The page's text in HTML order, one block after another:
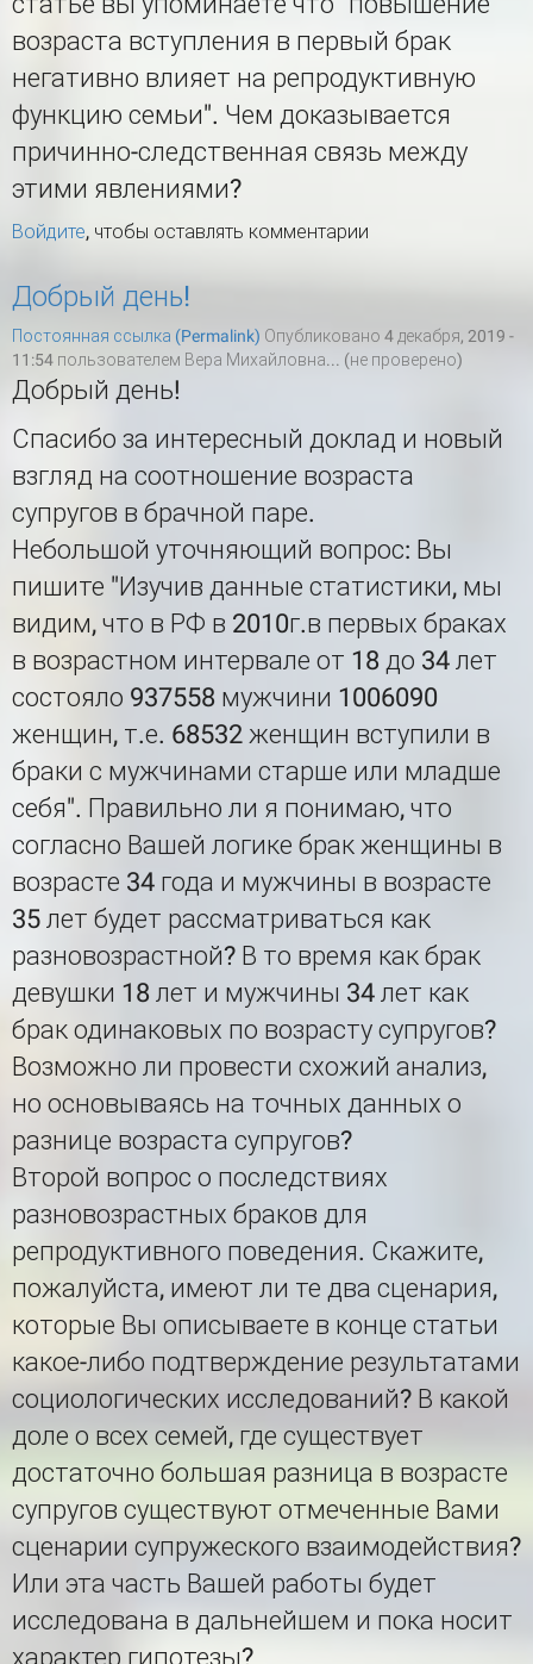
возраста вступления в первый брак
негативно влияет на репродуктивную
функцию семьи". Чем доказывается
причинно-следственная связь между
этими явлениями?
Войдите, чтобы оставлять комментарии
Добрый день!
Постоянная ссылка (Permalink) Опубликовано 4 декабря, 2019 -
11:54 пользователем Вера Михайловна... (не проверено)
Добрый день!
Спасибо за интересный доклад и новый
взгляд на соотношение возраста
супругов в брачной паре.
Небольшой уточняющий вопрос: Вы
пишите "Изучив данные статистики, мы
видим, что в РФ в 2010г.в первых браках
в возрастном интервале от 18 до 34 лет
состояло 937558 мужчини 1006090
женщин, т.е. 68532 женщин вступили в
браки с мужчинами старше или младше
себя". Правильно ли я понимаю, что
согласно Вашей логике брак женщины в
возрасте 34 года и мужчины в возрасте
35 лет будет рассматриваться как
разновозрастной? В то время как брак
девушки 18 лет и мужчины 34 лет как
брак одинаковых по возрасту супругов?
Возможно ли провести схожий анализ,
но основываясь на точных данных о
разнице возраста супругов?
Второй вопрос о последствиях
разновозрастных браков для
репродуктивного поведения. Скажите,
пожалуйста, имеют ли те два сценария,
которые Вы описываете в конце статьи
какое-либо подтверждение результатами
социологических исследований? В какой
доле о всех семей, где существует
достаточно большая разница в возрасте
супругов существуют отмеченные Вами
сценарии супружеского взаимодействия?
Или эта часть Вашей работы будет
исследована в дальнейшем и пока носит
характер гипотезы?